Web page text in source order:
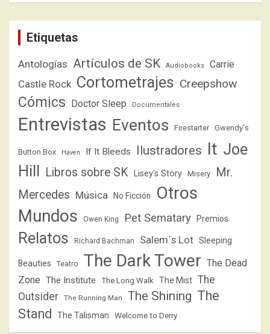
Etiquetas
Antologías Artículos de SK Audiobooks Carrie
Castle Rock Cortometrajes Creepshow
Cómics Doctor Sleep Documentales
Entrevistas Eventos Firestarter Gwendy's
Button Box Haven If It Bleeds Ilustradores It Joe
Hill
Libros sobre SK Lisey's Story Misery
Mr.
Mercedes Música No Ficción
Otros
Mundos
Owen King Pet Sematary Premios
Relatos Richard Bachman Salem´s Lot Sleeping
Beauties Teatro The Dark Tower The Dead
Zone The Institute The Long Walk The Mist The
Outsider
The Running Man The Shining The
Stand
The Talisman Welcome to Derry